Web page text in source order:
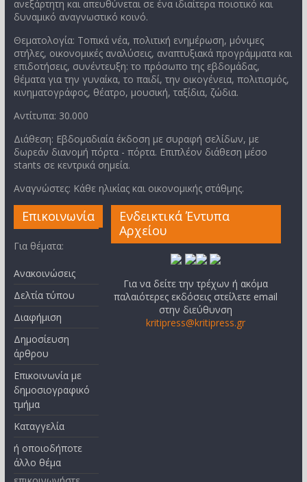
ανεξάρτητη και απευθύνεται σε ένα ιδιαίτερα ποιοτικό και
δυναμικό αναγνωστικό κοινό.
Θεματολογία: Τοπικά νέα, πολιτική ενημέρωση, μόνιμες
στήλες, οικονομικές αναλύσεις, αναπτυξιακά προγράμματα και
επιδοτήσεις, συνέντευξη: το πρόσωπο της εβδομάδας,
θέματα για την γυναίκα, το παιδί, την οικογένεια, πολιτισμός,
κινηματογράφος, θέατρο, μουσική, ταξίδια, ζώδια.
Αντίτυπα: 30.000
Διάθεση: Εβδομαδιαία έκδοση με συραφή σελίδων, με
δωρεάν διανομή πόρτα - πόρτα. Επιπλέον διάθεση μέσο
stants σε κεντρικά σημεία.
Αναγνώστες: Κάθε ηλικίας και οικονομικής στάθμης.
Επικοινωνία
Για θέματα:
Ανακοινώσεις
Δελτία τύπου
Διαφήμιση
Δημοσίευση
άρθρου
Επικοινωνία με
δημοσιογραφικό
τμήμα
Καταγγελία
ή οποιοδήποτε
άλλο θέμα
Ενδεικτικά Έντυπα
Αρχείου
Για να δείτε την τρέχων ή ακόμα
παλαιότερες εκδόσεις στείλετε email
στην διεύθυνση
kritipress@kritipress.gr